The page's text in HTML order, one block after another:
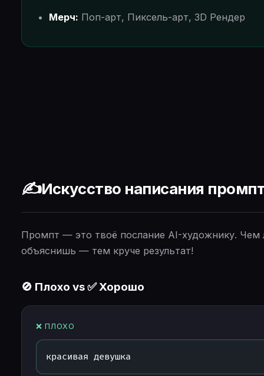
Мерч: Поп-арт, Пиксель-арт, 3D Рендер
✍️Искусство написания
Промпт — это твоё послание AI-художнику. Чем
объяснишь — тем круче результат!
🚫 Плохо vs ✅ Хорошо
❌ ПЛОХО
красивая девушка